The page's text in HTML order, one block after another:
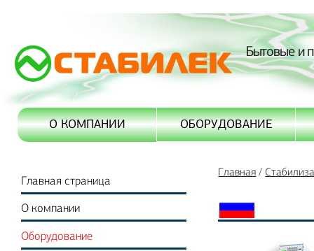
Бытовые и
О КОМПАНИИ ОБОРУДОВАНИЕ
Главная страница
О компании
Оборудование
Главная /